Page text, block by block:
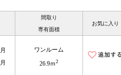
間取り
専有面積
お気に入り
ワンルーム
26.9ｍ2